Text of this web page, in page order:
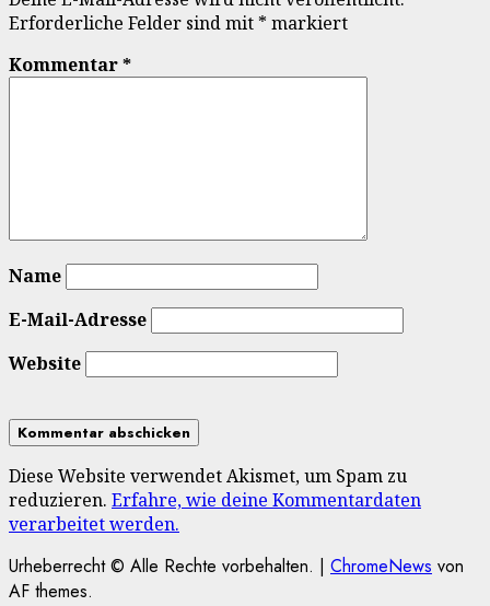
Erforderliche Felder sind mit * markiert
Kommentar*
Name
E-Mail-Adresse
Website
Diese Website verwendet Akismet, um Spam zu
reduzieren. Erfahre, wie deine Kommentardaten
verarbeitet werden.
Urheberrecht © Alle Rechte vorbehalten. | ChromeNews von
AF themes.